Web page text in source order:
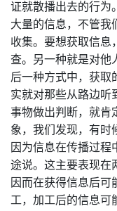
证就散播出去的行为
大量的信息，不管我
收集。要想获取信息
查。另一种就是对他
后一种方式中，获取
实就对那些从路边听
事物做出判断，就肯
象，我们发现，有时
因为信息在传播过程
途说。这主要表现在
因而在获得信息后可
工，加工后的信息可